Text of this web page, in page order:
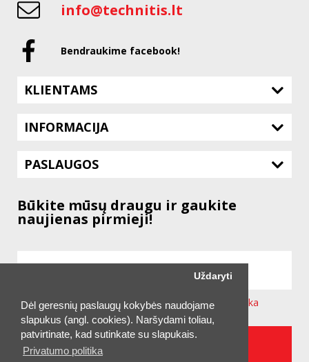
Dėl geresnių paslaugų kokybės naudojame
slapukus (angl. cookies). Naršydami toliau,
patvirtinate, kad sutinkate su slapukais.
Privatumo politika
Uždaryti
info@technitis.lt
Bendraukime facebook!
KLIENTAMS
INFORMACIJA
PASLAUGOS
Būkite mūsų draugu ir gaukite
naujienas pirmieji!
Sutinku su svetainėje taikomaPrivatumo Politika
UŽSAKYTI NAUJIENLAIŠKĮ